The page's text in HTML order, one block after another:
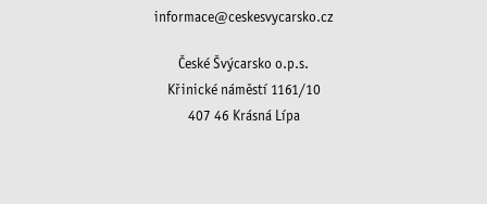
informace@ceskesvycarsko.cz
České Švýcarsko o.p.s.
Křinické náměstí 1161/10
407 46 Krásná Lípa